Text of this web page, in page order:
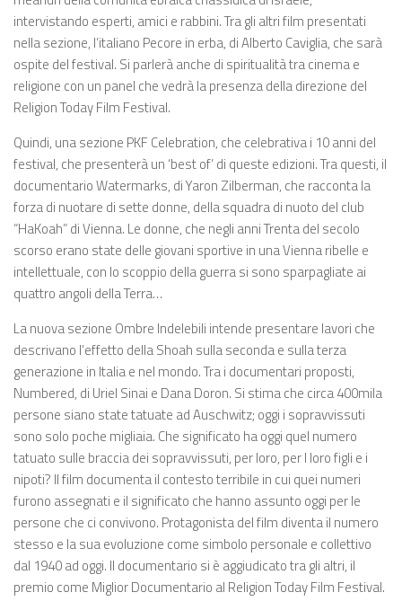
intervistando esperti, amici e rabbini. Tra gli altri film presentati
nella sezione, l’italiano Pecore in erba, di Alberto Caviglia, che sarà
ospite del festival. Si parlerà anche di spiritualità tra cinema e
religione con un panel che vedrà la presenza della direzione del
Religion Today Film Festival.
Quindi, una sezione PKF Celebration, che celebrativa i 10 anni del
festival, che presenterà un ‘best of’ di queste edizioni. Tra questi, il
documentario Watermarks, di Yaron Zilberman, che racconta la
forza di nuotare di sette donne, della squadra di nuoto del club
“HaKoah” di Vienna. Le donne, che negli anni Trenta del secolo
scorso erano state delle giovani sportive in una Vienna ribelle e
intellettuale, con lo scoppio della guerra si sono sparpagliate ai
quattro angoli della Terra…
La nuova sezione Ombre Indelebili intende presentare lavori che
descrivano l’effetto della Shoah sulla seconda e sulla terza
generazione in Italia e nel mondo. Tra i documentari proposti,
Numbered, di Uriel Sinai e Dana Doron. Si stima che circa 400mila
persone siano state tatuate ad Auschwitz; oggi i sopravvissuti
sono solo poche migliaia. Che significato ha oggi quel numero
tatuato sulle braccia dei sopravvissuti, per loro, per I loro figli e i
nipoti? Il film documenta il contesto terribile in cui quei numeri
furono assegnati e il significato che hanno assunto oggi per le
persone che ci convivono. Protagonista del film diventa il numero
stesso e la sua evoluzione come simbolo personale e collettivo
dal 1940 ad oggi. Il documentario si è aggiudicato tra gli altri, il
premio come Miglior Documentario al Religion Today Film Festival.